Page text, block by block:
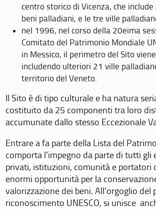
centro storico di Vicenza, che
beni palladiani, e le tre ville
nel 1996, nel corso della 20eima
Comitato del Patrimonio Mondiale
in Messico, il perimetro del Sito
includendo ulteriori 21 ville
territorio del Veneto.
Il Sito è di tipo culturale e ha natura
costituito da 25 componenti tra loro
accumunate dallo stesso Eccezionale
Entrare a fa parte della Lista del
comporta l’impegno da parte di tutti gli
privati, istituzioni, comunità e portatori
enormi opportunità per la
valorizzazione dei beni. All’orgoglio del
riconoscimento UNESCO, si unisce